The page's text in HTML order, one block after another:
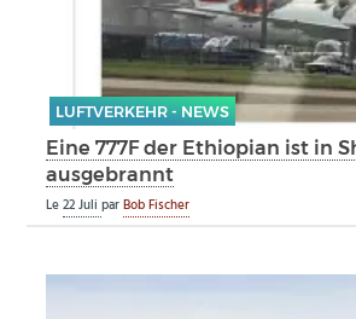
LUFTVERKEHR - NEWS
Eine 777F der Ethiopian ist in
ausgebrannt
Le22 JuliparBob Fischer